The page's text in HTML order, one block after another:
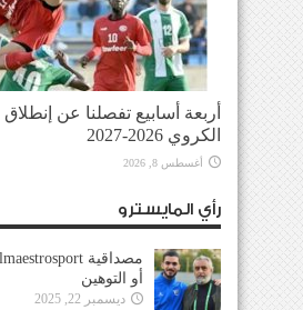
أربعة أسابيع تفصلنا عن
الكروي 2026-2027
أغسطس 8, 2026
رأي المايسترو
أو التوهين
ديسمبر 22, 2025